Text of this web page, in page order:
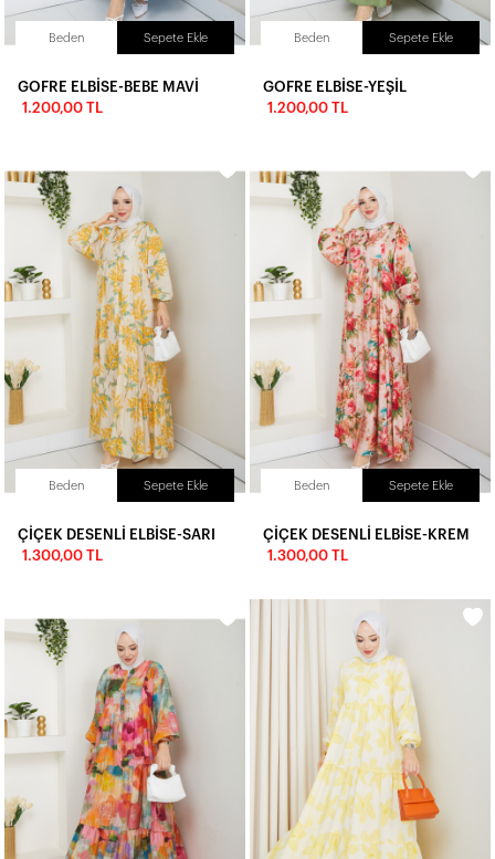
Beden Sepete Ekle
GOFRE ELBİSE-BEBE MAVİ
1.200,00 TL
Beden Sepete Ekle
GOFRE ELBİSE-YEŞİL
1.200,00 TL
Beden Sepete Ekle
ÇİÇEK DESENLİ ELBİSE-SARI
1.300,00 TL
Beden Sepete Ekle
ÇİÇEK DESENLİ ELBİSE-KREM
1.300,00 TL